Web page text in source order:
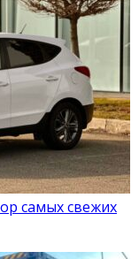
самых свежих